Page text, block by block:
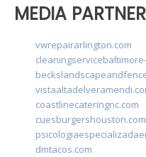
MEDIA
vwrepairarlington.com
coastlinecateringnc.com
cuesburgershouston.com
dmtacos.com